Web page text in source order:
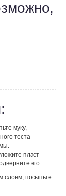
муку,
теста
пласт
его.
слоем, посыпьте